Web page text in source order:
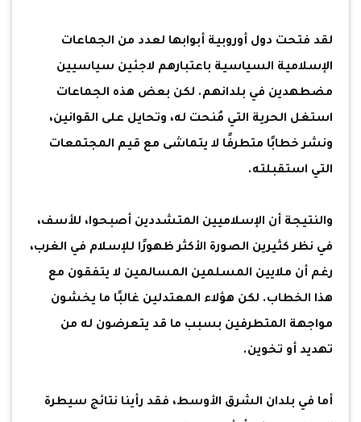
لقد فتحت دول أوروبية أبوابها لعدد من الجماعات
الإسلامية السياسية باعتبارهم لاجئين سياسيين
مضطهدين في بلدانهم. لكن بعض هذه الجماعات
استغل الحرية التي مُنحت له، وتحايل على القوانين،
ونشر خطابًا متطرفًا لا يتماشى مع قيم المجتمعات
التي استقبلته.
والنتيجة أن الإسلاميين المتشددين أصبحوا، للأسف،
في نظر كثيرين الصورة الأكثر ظهورًا للإسلام في الغرب،
رغم أن ملايين المسلمين المسالمين لا يتفقون مع
هذا الخطاب. لكن هؤلاء المعتدلين غالبًا ما يخشون
مواجهة المتطرفين بسبب ما قد يتعرضون له من
تهديد أو تخوين.
أما في بلدان الشرق الأوسط، فقد رأينا نتائج سيطرة